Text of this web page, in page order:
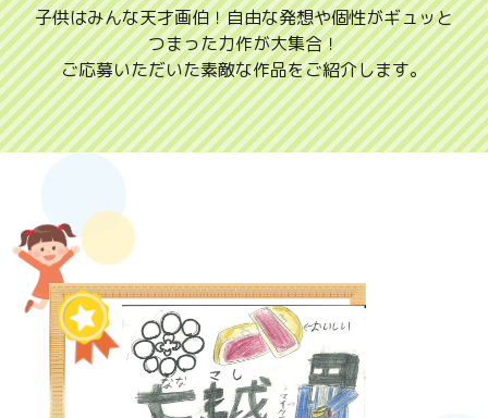
子供はみんな天才画伯！自由な発想や個性がギュッと
つまった力作が大集合！
ご応募いただいた素敵な作品をご紹介します。